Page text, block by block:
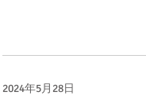
2024年5月28日